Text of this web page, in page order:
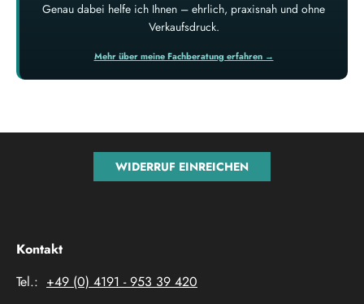
Genau dabei helfe ich Ihnen – ehrlich, praxisnah und ohne
Verkaufsdruck.
Mehr über meine Fachberatung erfahren →
WIDERRUF EINREICHEN
Kontakt
Tel.: +49 (0) 4191 - 953 39 420